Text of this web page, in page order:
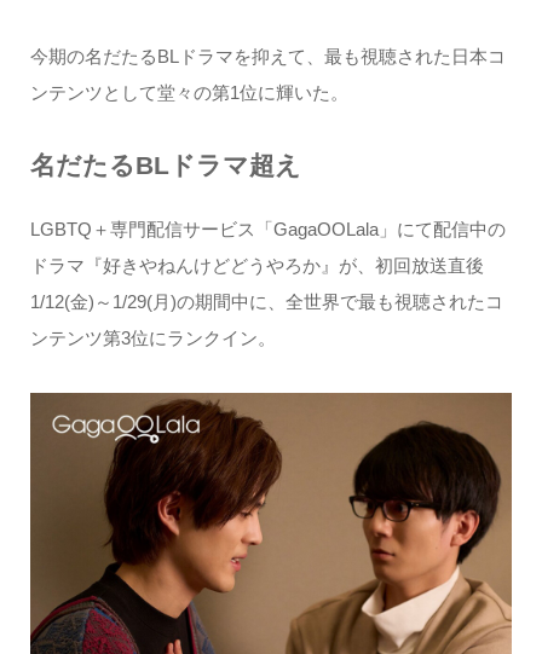
今期の名だたるBLドラマを抑えて、最も視聴された日本コ
ンテンツとして堂々の第1位に輝いた。
名だたるBLドラマ超え
LGBTQ＋専門配信サービス「GagaOOLala」にて配信中の
ドラマ『好きやねんけどどうやろか』が、初回放送直後
1/12(金)～1/29(月)の期間中に、全世界で最も視聴されたコ
ンテンツ第3位にランクイン。